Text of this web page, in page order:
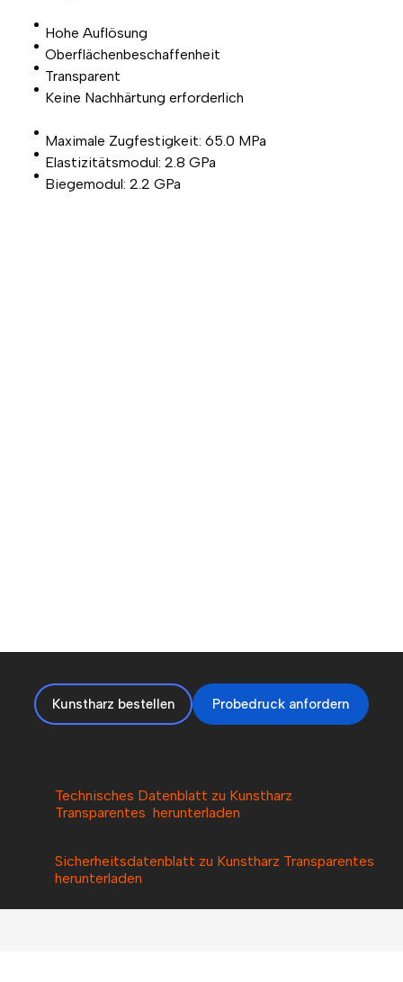
Hohe Auflösung
Oberflächenbeschaffenheit
Transparent
Keine Nachhärtung erforderlich
Maximale Zugfestigkeit: 65.0 MPa
Elastizitätsmodul: 2.8 GPa
Biegemodul: 2.2 GPa
Kunstharz bestellen Probedruck anfordern
Technisches Datenblatt zu Kunstharz
Transparentes herunterladen
Sicherheitsdatenblatt zu Kunstharz Transparentes
herunterladen